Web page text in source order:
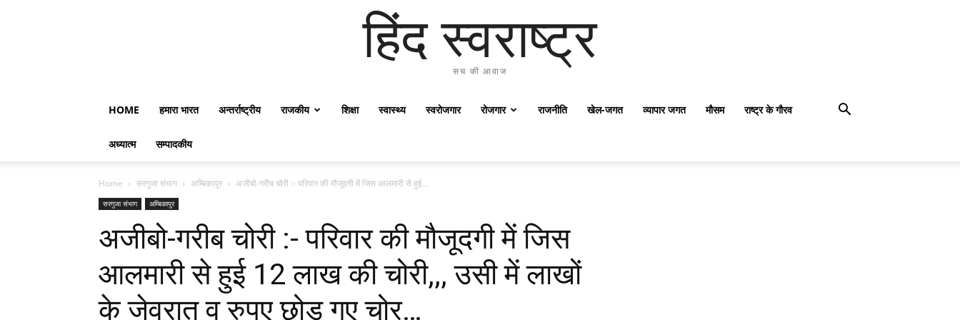
हिंद स्वराष्ट्र
सच की आवाज
HOME हमारा भारत अन्तर्राष्ट्रीय राजकीय शिक्षा स्वास्थ्य स्वरोजगार रोजगार राजनीति खेल-जगत व्यापार जगत मौसम राष्ट्र के गौरव
अध्यात्म सम्पादकीय
Home सरगुजा संभाग अम्बिकापुर अजीबो-गरीब चोरी :- परिवार की मौजूदगी में जिस आलमारी से हुई...
सरगुजा संभाग अम्बिकापुर
अजीबो-गरीब चोरी :- परिवार की मौजूदगी में जिस
आलमारी से हुई 12 लाख की चोरी,,, उसी में लाखों
के जेवरात व रुपए छोड़ गए चोर…